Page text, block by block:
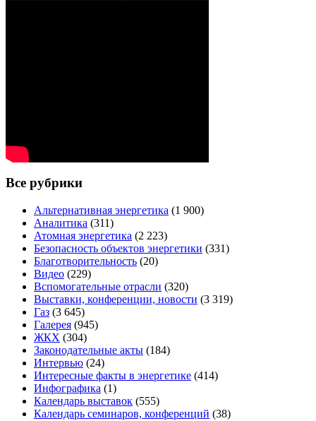
Все рубрики
Альтернативная энергетика (1 900)
Аналитика (311)
Атомная энергетика (2 223)
Безопасность объектов энергетики (331)
Благотворительность (20)
Видео (229)
Вспомогательные отрасли (320)
Выставки, конференции, новости (3 319)
Газ (3 645)
Галерея (945)
ЖКХ (304)
Законодательные акты (184)
Интервью (24)
Интересные факты в энергетике (414)
Инфографика (1)
Календарь выставок (555)
Календарь семинаров, конференций (38)